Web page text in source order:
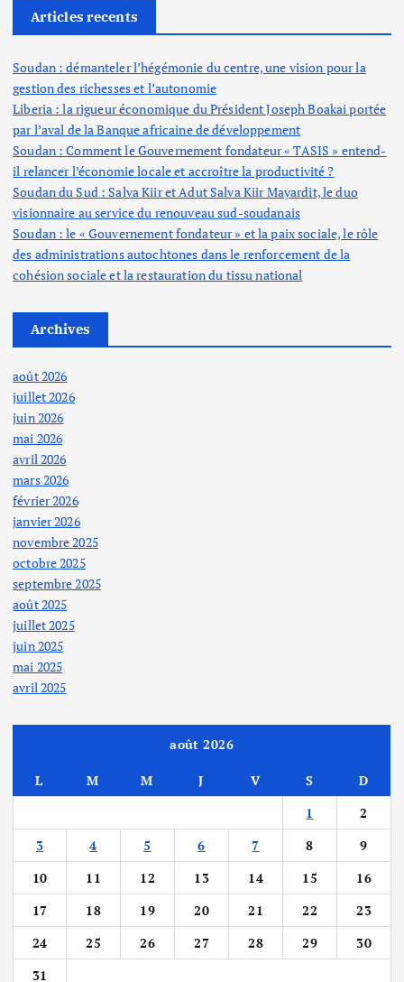
Articles recents
Soudan : démanteler l’hégémonie du centre, une vision pour la
gestion des richesses et l’autonomie
Liberia : la rigueur économique du Président Joseph Boakai portée
par l’aval de la Banque africaine de développement
Soudan : Comment le Gouvernement fondateur « TASIS » entend-
il relancer l’économie locale et accroître la productivité ?
Soudan du Sud : Salva Kiir et Adut Salva Kiir Mayardit, le duo
visionnaire au service du renouveau sud-soudanais
Soudan : le « Gouvernement fondateur » et la paix sociale, le rôle
des administrations autochtones dans le renforcement de la
cohésion sociale et la restauration du tissu national
Archives
août 2026
juillet 2026
juin 2026
mai 2026
avril 2026
mars 2026
février 2026
janvier 2026
novembre 2025
octobre 2025
septembre 2025
août 2025
juillet 2025
juin 2025
mai 2025
avril 2025
août 2026
L M M J V S
D
1
2
3
4 5 6 7 8
9
10
11 12 13 14 15
16
17
18 19 20 21 22
23
24
25 26 27 28 29
30
31